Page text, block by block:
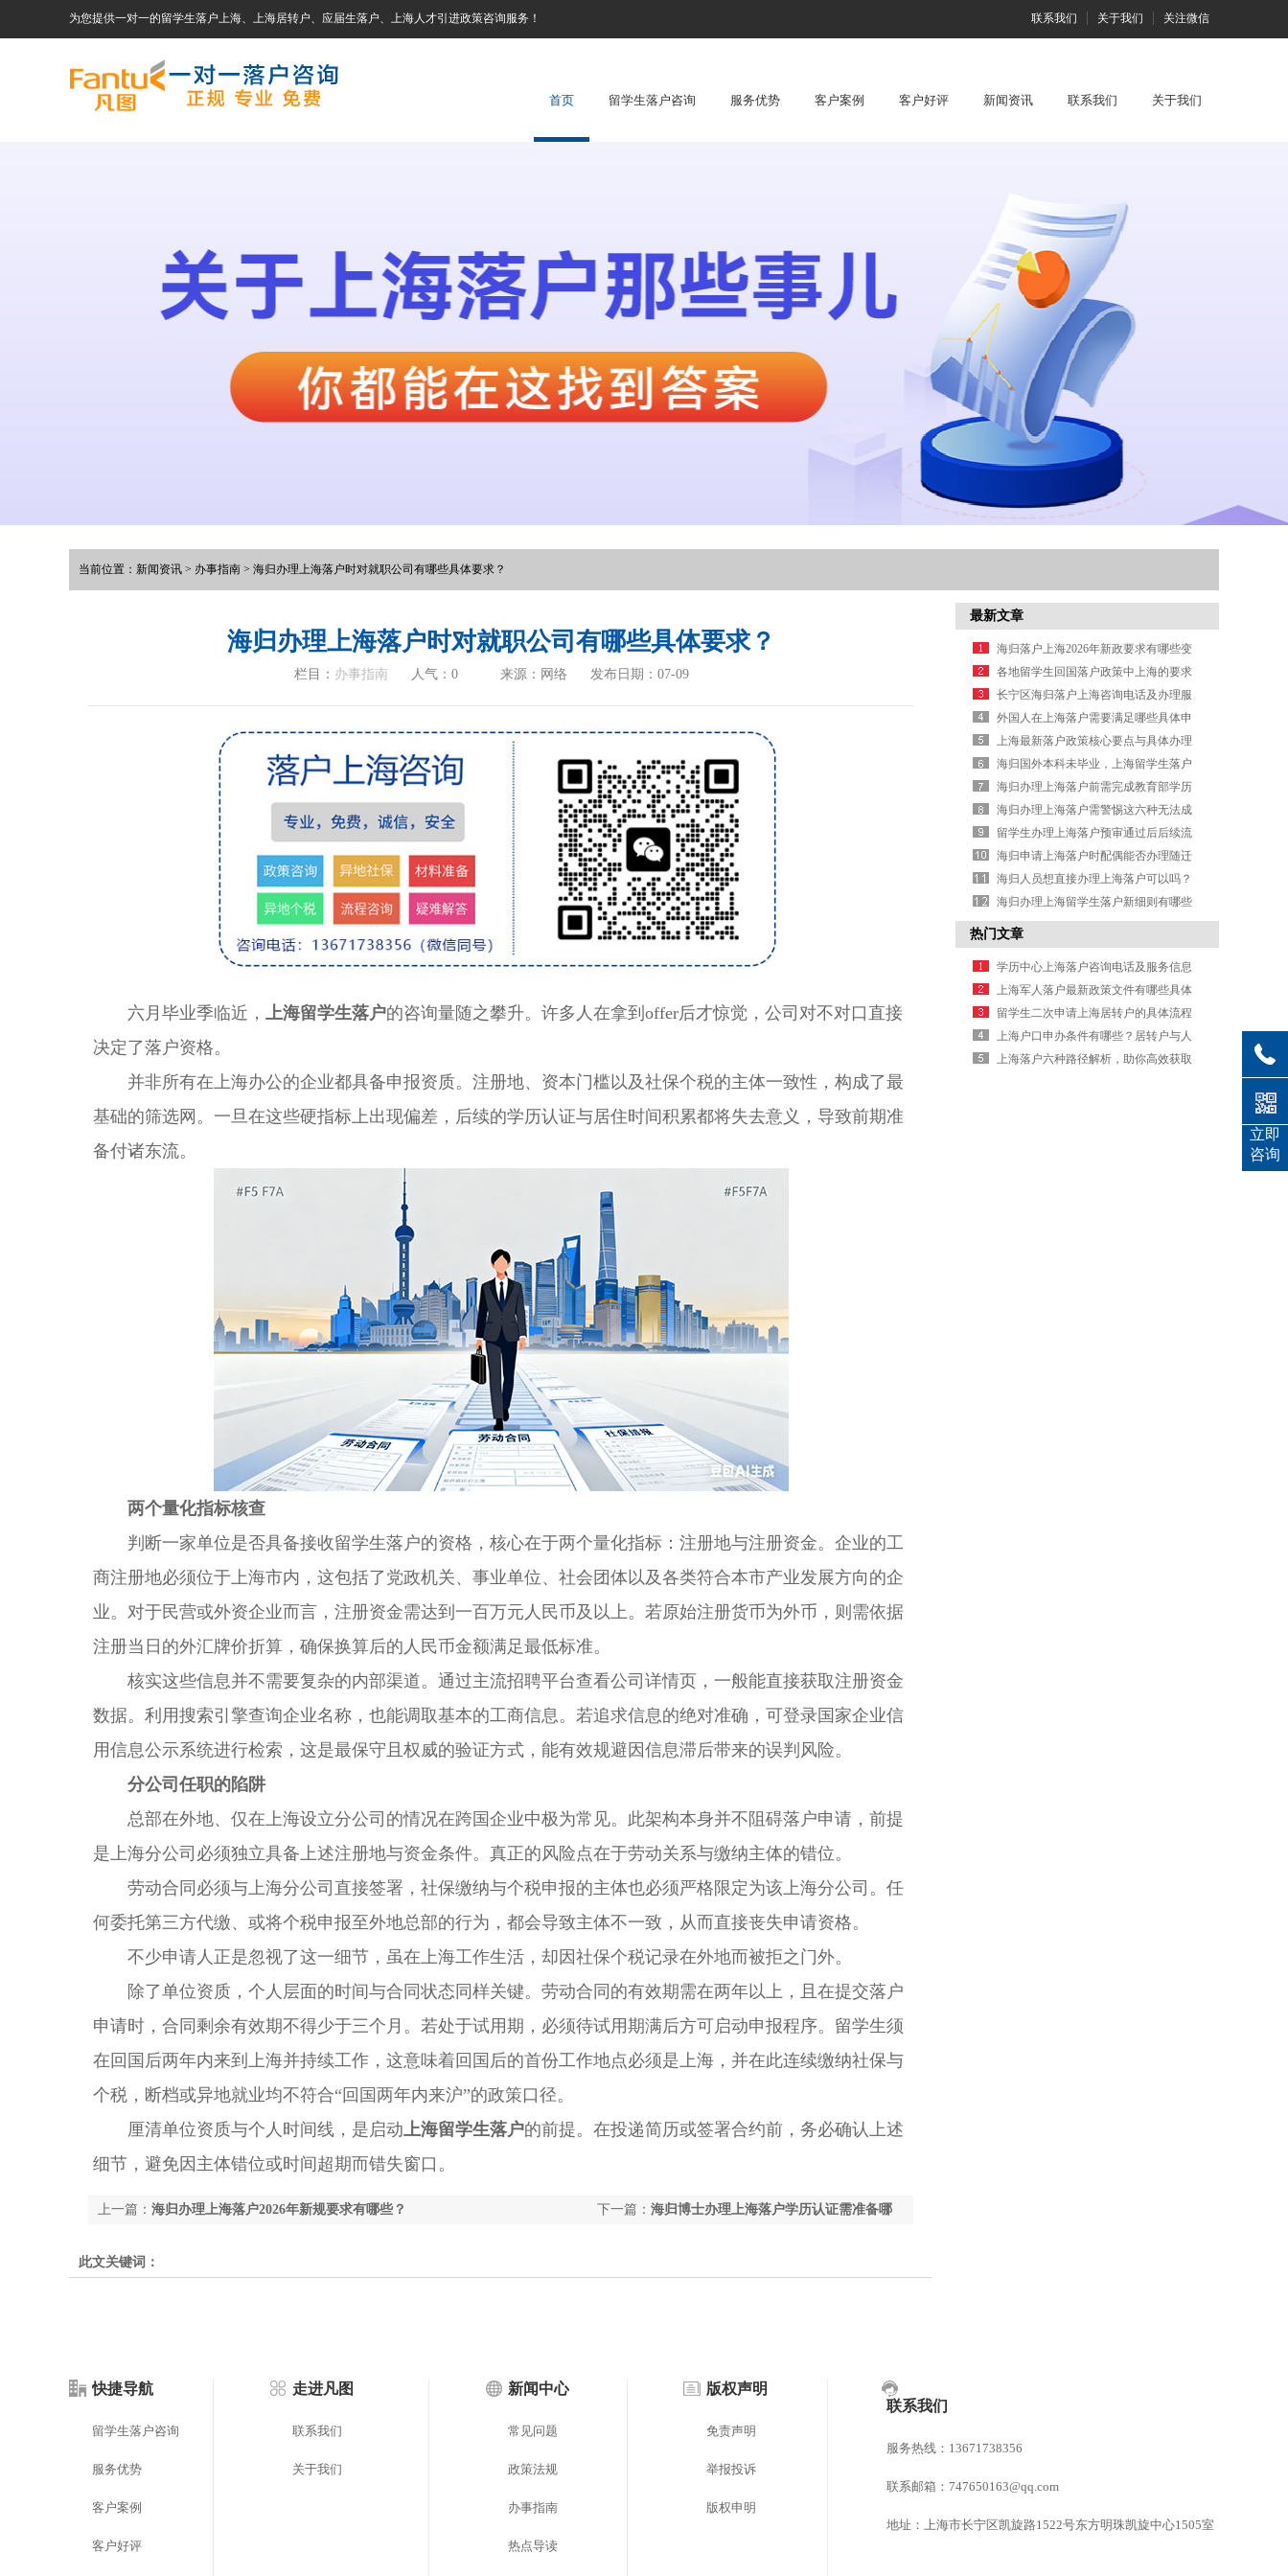
为您提供一对一的留学生落户上海、上海居转户、应届生落户、上海人才引进政策咨询服务！ 联系我们 关于我们 关注微信
首页 留学生落户咨询 服务优势 客户案例 客户好评 新闻资讯 联系我们 关于我们
当前位置： 新闻资讯 > 办事指南 > 海归办理上海落户时对就职公司有哪些具体要求？
海归办理上海落户时对就职公司有哪些具体要求？
栏目： 办事指南 人气： 0 来源：网络 发布日期：07-09
六月毕业季临近， 上海留学生落户的咨询量随之攀升。许多人在拿到offer后才惊觉，公司对不对口直接
决定了落户资格。
并非所有在上海办公的企业都具备申报资质。注册地、资本门槛以及社保个税的主体一致性，构成了最
基础的筛选网。一旦在这些硬指标上出现偏差，后续的学历认证与居住时间积累都将失去意义，导致前期准
备付诸东流。
两个量化指标核查
判断一家单位是否具备接收留学生落户的资格，核心在于两个量化指标：注册地与注册资金。企业的工
商注册地必须位于上海市内，这包括了党政机关、事业单位、社会团体以及各类符合本市产业发展方向的企
业。对于民营或外资企业而言，注册资金需达到一百万元人民币及以上。若原始注册货币为外币，则需依据
注册当日的外汇牌价折算，确保换算后的人民币金额满足最低标准。
核实这些信息并不需要复杂的内部渠道。通过主流招聘平台查看公司详情页，一般能直接获取注册资金
数据。利用搜索引擎查询企业名称，也能调取基本的工商信息。若追求信息的绝对准确，可登录国家企业信
用信息公示系统进行检索，这是最保守且权威的验证方式，能有效规避因信息滞后带来的误判风险。
分公司任职的陷阱
总部在外地、仅在上海设立分公司的情况在跨国企业中极为常见。此架构本身并不阻碍落户申请，前提
是上海分公司必须独立具备上述注册地与资金条件。真正的风险点在于劳动关系与缴纳主体的错位。
劳动合同必须与上海分公司直接签署，社保缴纳与个税申报的主体也必须严格限定为该上海分公司。任
何委托第三方代缴、或将个税申报至外地总部的行为，都会导致主体不一致，从而直接丧失申请资格。
不少申请人正是忽视了这一细节，虽在上海工作生活，却因社保个税记录在外地而被拒之门外。
除了单位资质，个人层面的时间与合同状态同样关键。劳动合同的有效期需在两年以上，且在提交落户
申请时，合同剩余有效期不得少于三个月。若处于试用期，必须待试用期满后方可启动申报程序。留学生须
在回国后两年内来到上海并持续工作，这意味着回国后的首份工作地点必须是上海，并在此连续缴纳社保与
个税，断档或异地就业均不符合“回国两年内来沪”的政策口径。
厘清单位资质与个人时间线，是启动上海留学生落户的前提。在投递简历或签署合约前，务必确认上述
细节，避免因主体错位或时间超期而错失窗口。
下一篇： 海归博士办理上海落户学历认证需准备哪
上一篇： 海归办理上海落户2026年新规要求有哪些？
此文关键词：
最新文章
海归落户上海2026年新政要求有哪些变
化？
各地留学生回国落户政策中上海的要求
有哪些？
长宁区海归落户上海咨询电话及办理服
务信息
外国人在上海落户需要满足哪些具体申
请条件
上海最新落户政策核心要点与具体办理
信息汇总
海归国外本科未毕业，上海留学生落户
学历认证怎么补救？
海归办理上海落户前需完成教育部学历
认证
海归办理上海落户需警惕这六种无法成
功落户的情况
留学生办理上海落户预审通过后后续流
程是什么
海归申请上海落户时配偶能否办理随迁
手续？
海归人员想直接办理上海落户可以吗？
海归办理上海留学生落户新细则有哪些
具体要求？
热门文章
学历中心上海落户咨询电话及服务信息
上海军人落户最新政策文件有哪些具体
规定要求
留学生二次申请上海居转户的具体流程
是什么
上海户口申办条件有哪些？居转户与人
才引进要求详解
上海落户六种路径解析，助你高效获取
快捷导航
留学生落户咨询
服务优势
客户案例
客户好评
走进凡图
联系我们
关于我们
新闻中心
常见问题
政策法规
办事指南
热点导读
版权声明
免责声明
举报投诉
版权申明
联系我们
服务热线：13671738356
联系邮箱：747650163@qq.com
地址：上海市长宁区凯旋路1522号东方明珠凯旋中心1505室
立即
咨询